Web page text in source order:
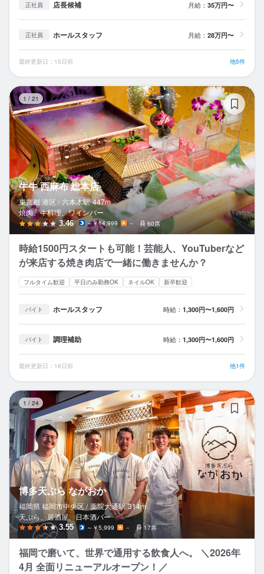
正社員 店長候補 月給： 35万円〜
正社員 ホールスタッフ 月給： 28万円〜
最終更新日：15日前 他5件
1 / 21
牛牛 西麻布 総本店
東京都 港区 / 六本木駅 447m
焼肉、牛料理、ワインバー
3.46 ～￥14,999 － 60席
時給1500円スタートも可能！芸能人、YouTuberなど
が来店する焼き肉店で一緒に働きませんか？
フルタイム歓迎 平日のみ勤務OK ネイルOK 新卒歓迎
バイト ホールスタッフ 時給： 1,300円〜1,600円
バイト 調理補助 時給： 1,300円〜1,600円
最終更新日：16日前 他1件
1 / 24
博多天ぷら ながおか
福岡県 福岡市中央区 / 薬院大通駅 314m
天ぷら、居酒屋、日本酒バー
3.55 ～￥5,999 － 17席
福岡で磨いて、世界で通用する飲食人へ。 ＼2026年
4月 全面リニューアルオープン！／